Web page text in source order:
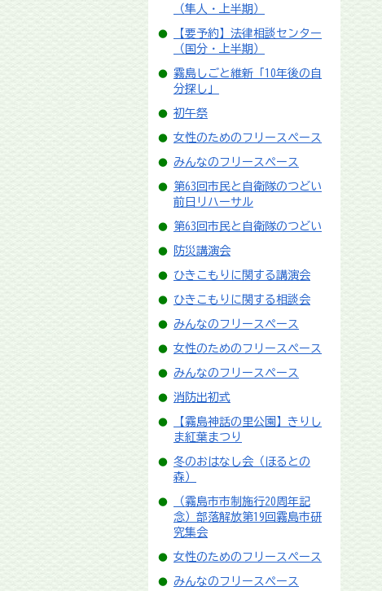
（隼人・上半期）
【要予約】法律相談センター
（国分・上半期）
霧島しごと維新「10年後の自
分探し」
初午祭
女性のためのフリースペース
みんなのフリースペース
第63回市民と自衛隊のつどい
前日リハーサル
第63回市民と自衛隊のつどい
防災講演会
ひきこもりに関する講演会
ひきこもりに関する相談会
みんなのフリースペース
女性のためのフリースペース
みんなのフリースペース
消防出初式
【霧島神話の里公園】きりし
ま紅葉まつり
冬のおはなし会（ほるとの
森）
（霧島市市制施行20周年記
念）部落解放第19回霧島市研
究集会
女性のためのフリースペース
みんなのフリースペース